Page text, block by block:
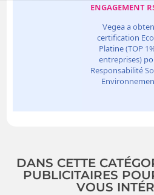
DANS CETTE
PUBLICITAIRES
VOUS